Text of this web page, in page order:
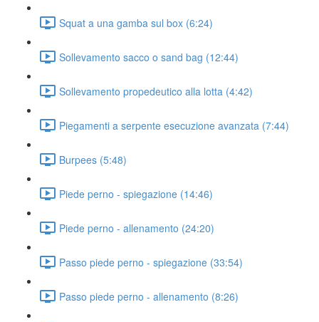
Squat a una gamba sul box (6:24)
Sollevamento sacco o sand bag (12:44)
Sollevamento propedeutico alla lotta (4:42)
Piegamenti a serpente esecuzione avanzata (7:44)
Burpees (5:48)
Piede perno - spiegazione (14:46)
Piede perno - allenamento (24:20)
Passo piede perno - spiegazione (33:54)
Passo piede perno - allenamento (8:26)